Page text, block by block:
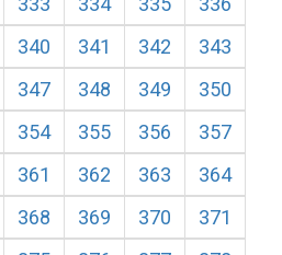
340 341 342
343
347 348 349
350
354 355 356
357
361 362 363
364
368 369 370
371